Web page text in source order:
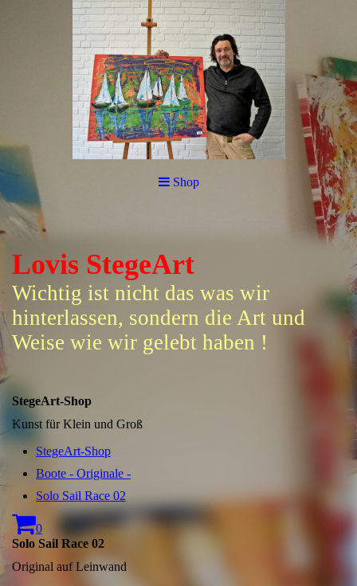
Shop
Lovis StegeArt
Wichtig ist nicht das was wir
hinterlassen, sondern die Art und
Weise wie wir gelebt haben !
StegeArt-Shop
Kunst für Klein und Groß
StegeArt-Shop
Boote - Originale -
Solo Sail Race 02
0
Solo Sail Race 02
Original auf Leinwand